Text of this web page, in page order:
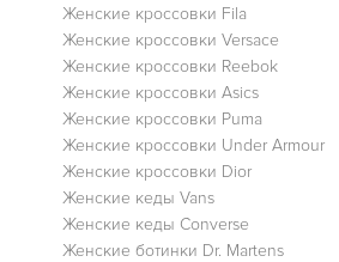
Женские кроссовки Fila
Женские кроссовки Versace
Женские кроссовки Reebok
Женские кроссовки Asics
Женские кроссовки Puma
Женские кроссовки Under Armour
Женские кроссовки Dior
Женские кеды Vans
Женские кеды Converse
Женские ботинки Dr. Martens